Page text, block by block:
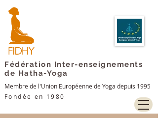
Fondée en 1980
Membre de l'Union Européenne de Yoga depuis 1995
Fédération Inter-enseignements
de Hatha-Yoga